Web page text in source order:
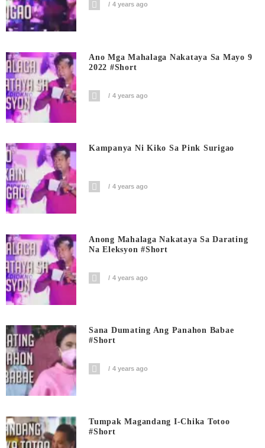
4 years ago
Ano Mga Mahalaga Nakataya Sa Mayo 9
2022 #short
4 years ago
Kampanya Ni Kiko Sa Pink Surigao
4 years ago
Anong Mahalaga Nakataya Sa Darating
Na Eleksyon #short
4 years ago
Sana Dumating Ang Panahon Babae
#short
4 years ago
Tumpak Magandang I-Chika Totoo
#short